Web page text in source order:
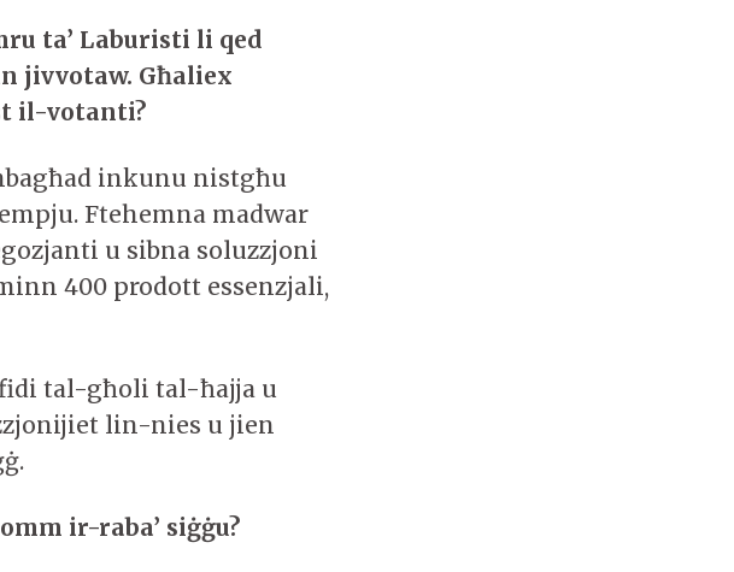
ta’ Laburisti li qed
jivvotaw. Għaliex
il-votanti?
inkunu nistgħu
Ftehemna madwar
u sibna soluzzjoni
400 prodott essenzjali,
tal-għoli tal-ħajja u
lin-nies u jien
ir-raba’ siġġu?